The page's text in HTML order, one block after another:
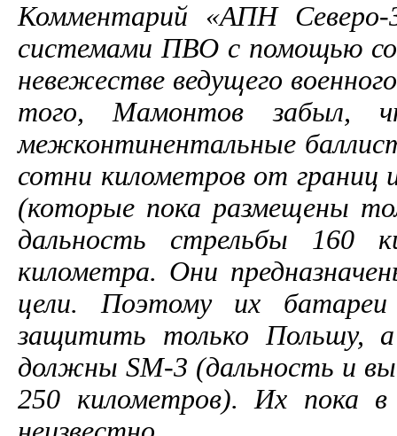
Комментарий «АПН
системами ПВО с помощью
невежестве ведущего
того, Мамонтов забыл,
межконтинентальные
сотни километров от
(которые пока размещены
дальность стрельбы 160
километра. Они
цели. Поэтому их
защитить только Польшу,
должны SM-3 (дальность и
250 километров). Их пока в